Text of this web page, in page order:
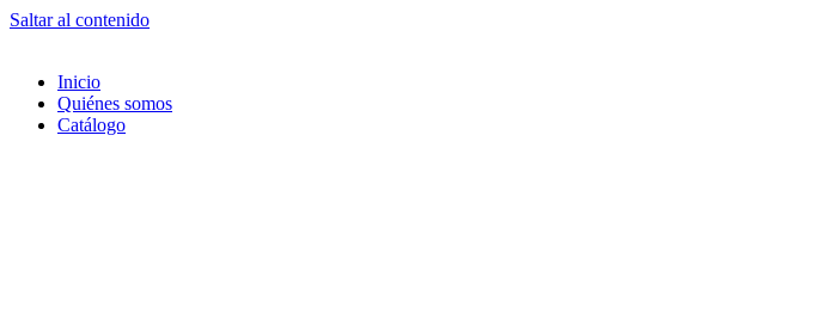
Saltar al contenido
Inicio
Quiénes somos
Catálogo